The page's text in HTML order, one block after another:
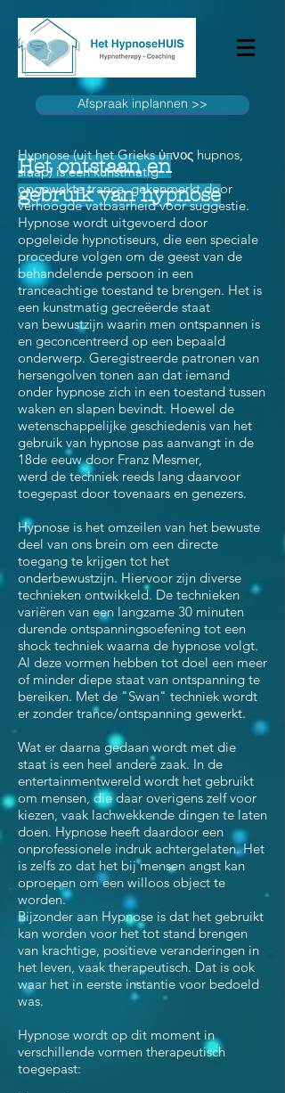
Afspraak inplannen >>
Het ontstaan en
gebruik van hypnose
Hypnose (uit het Grieks ὑπνος hupnos,
slaap) is een kunstmatig
opgewekte trance, gekenmerkt door
verhoogde vatbaarheid voor suggestie.
Hypnose wordt uitgevoerd door
opgeleide hypnotiseurs, die een speciale
procedure volgen om de geest van de
behandelende persoon in een
tranceachtige toestand te brengen. Het is
een kunstmatig gecreëerde staat
van bewustzijn waarin men ontspannen is
en geconcentreerd op een bepaald
onderwerp. Geregistreerde patronen van
hersengolven tonen aan dat iemand
onder hypnose zich in een toestand tussen
waken en slapen bevindt. Hoewel de
wetenschappelijke geschiedenis van het
gebruik van hypnose pas aanvangt in de
18de eeuw door Franz Mesmer,
werd de techniek reeds lang daarvoor
toegepast door tovenaars en genezers.
Hypnose is het omzeilen van het bewuste
deel van ons brein om een directe
toegang te krijgen tot het
onderbewustzijn. Hiervoor zijn diverse
technieken ontwikkeld. De technieken
variëren van een langzame 30 minuten
durende ontspanningsoefening tot een
shock techniek waarna de hypnose volgt.
Al deze vormen hebben tot doel een meer
of minder diepe staat van ontspanning te
bereiken. Met de "Swan" techniek wordt
er zonder trance/ontspanning gewerkt.
Wat er daarna gedaan wordt met die
staat is een heel andere zaak. In de
entertainmentwereld wordt het gebruikt
om mensen, die daar overigens zelf voor
kiezen, vaak lachwekkende dingen te laten
doen. Hypnose heeft daardoor een
onprofessionele indruk achtergelaten. Het
is zelfs zo dat het bij mensen angst kan
oproepen om een willoos object te
worden.
Bijzonder aan Hypnose is dat het gebruikt
kan worden voor het tot stand brengen
van krachtige, positieve veranderingen in
het leven, vaak therapeutisch. Dat is ook
waar het in eerste instantie voor bedoeld
was.
Hypnose wordt op dit moment in
verschillende vormen therapeutisch
toegepast: